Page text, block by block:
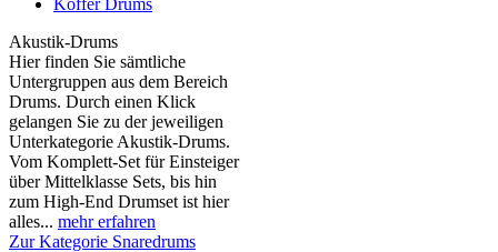
Koffer Drums
Akustik-Drums
Hier finden Sie sämtliche
Untergruppen aus dem Bereich
Drums. Durch einen Klick
gelangen Sie zu der jeweiligen
Unterkategorie Akustik-Drums.
Vom Komplett-Set für Einsteiger
über Mittelklasse Sets, bis hin
zum High-End Drumset ist hier
alles... mehr erfahren
Zur Kategorie Snaredrums